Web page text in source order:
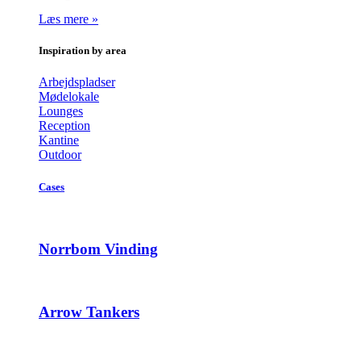
Læs mere »
Inspiration by area
Arbejdspladser
Mødelokale
Lounges
Reception
Kantine
Outdoor
Cases
Norrbom Vinding
Arrow Tankers